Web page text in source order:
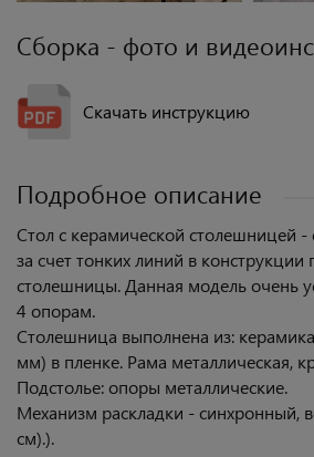
Сборка - фото и
Скачать инструкцию
Подробное описание
Стол с керамической столешницей -
за счет тонких линий в конструкции
столешницы. Данная модель очень
4 опорам.
Столешница выполнена из:
мм) в пленке. Рама металлическая,
Подстолье: опоры металлические.
Механизм раскладки - синхронный,
см).).